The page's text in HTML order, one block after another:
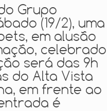
Grupo
(19/2), uma
em alusão
celebrado
será das 9h
do Alta Vista
em frente ao
é